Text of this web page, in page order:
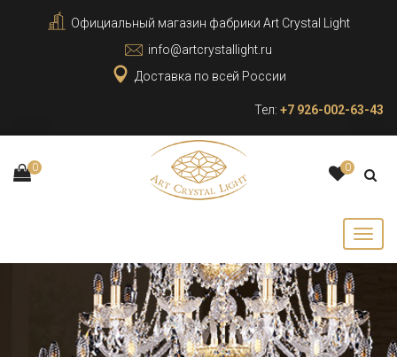
Официальный магазин фабрики Art Crystal Light
info@artcrystallight.ru
Доставка по всей России
Тел: +7 926-002-63-43
0 0